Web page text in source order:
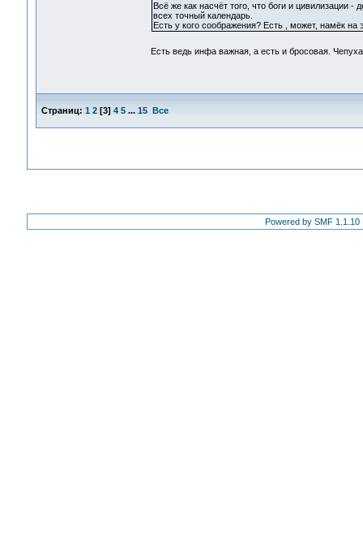
Всё же как насчёт того, что боги и цивилизации
всех точный календарь.
Есть у кого соображения? Есть , может, намёк на
Есть ведь инфа важная, а есть и бросовая.
Страниц: 1 2[3] 4 5 ... 15 Все
Powered by SMF 1.1.10